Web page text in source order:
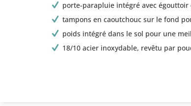
porte-parapluie intégré avec égouttoir
tampons en caoutchouc sur le fond
poids intégré dans le sol pour une
18/10 acier inoxydable, revêtu par